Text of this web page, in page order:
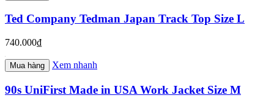
Ted Company Tedman Japan Track Top Size L
740.000₫
Mua hàng Xem nhanh
90s UniFirst Made in USA Work Jacket Size M